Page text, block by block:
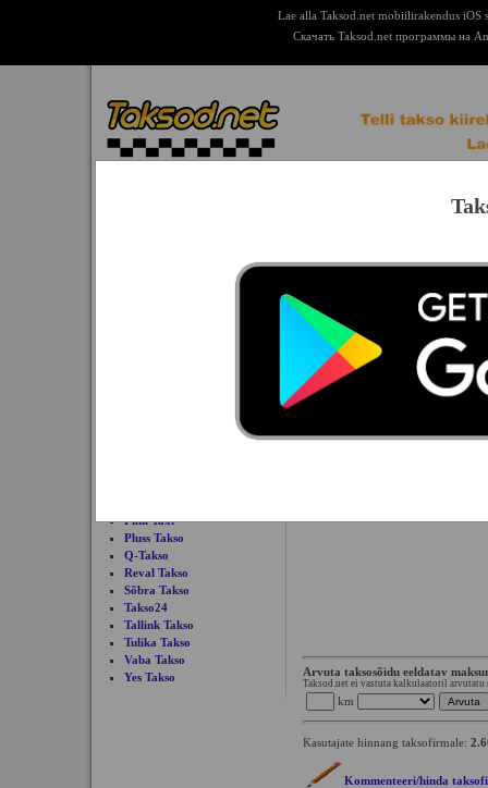
Lae alla Taksod.net mobiilirakendus iOS
Скачать Taksod.net программы на
Pink Taxi
Pluss Takso
Q-Takso
Reval Takso
Sõbra Takso
Takso24
Tallink Takso
Tulika Takso
Vaba Takso
Yes Takso
S-Pro Takso
Telefon:
+3726101102
Lisatelefonid: +37253429717,
+3726101234
Tegevusraadius: Oleme nõus
Ettevõtte lisategevused: Resijate
Arvuta taksosõidu eeldatav
Taksod.net ei vastuta kalkulaatoril arvutatu
km
Kasutajate hinnang taksofirmale:
Kommenteeri/hinda